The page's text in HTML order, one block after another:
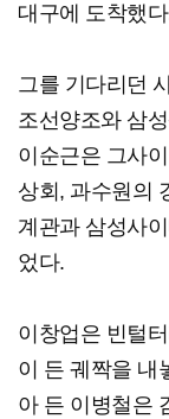
대구에 도착했
그를 기다리던
조선양조와 삼
이순근은 그사
상회, 과수원의
계관과 삼성사
었다.
이창업은 빈털
이 든 궤짝을 내
아 든 이병철은